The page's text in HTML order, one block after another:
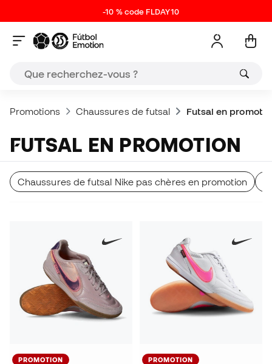
-10 % code FLDAY10
Promotions Chaussures de futsal Futsal en
FUTSAL EN PROMOTION
Chaussures de futsal Nike pas chères en promotion
PROMOTION PROMOTION